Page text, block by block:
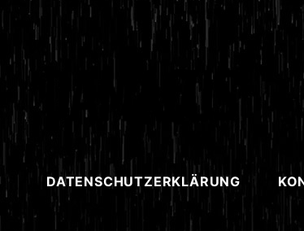
DATENSCHUTZERKLÄRUNG